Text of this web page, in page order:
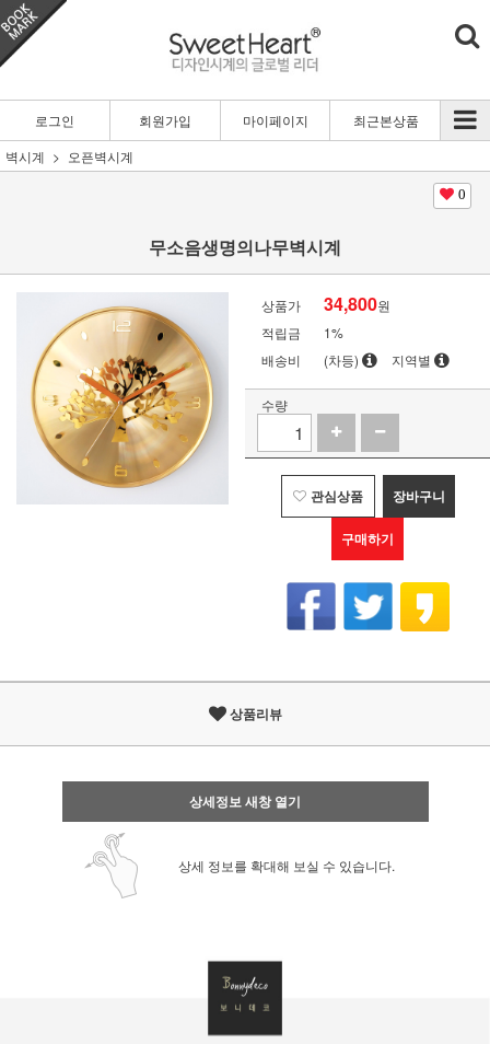
로그인 회원가입 마이페이지
최근본상품
벽시계
오픈벽시계
0
무소음생명의나무벽시계
상품가 34,800원
적립금
1%
배송비
(차등) 지역별
수량
관심상품 장바구니
구매하기
상품리뷰
상세정보 새창 열기
상세 정보를 확대해 보실 수 있습니다.